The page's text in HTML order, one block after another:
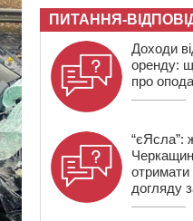
ПИТАННЯ-
Доходи
оренду:
про
“єЯсла”:
догляду